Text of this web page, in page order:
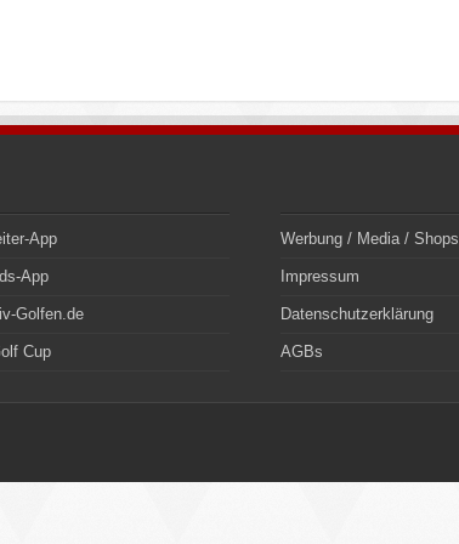
App
App
Golfen.de
Cup
Werbung / Media / Shops
Impressum
Datenschutzerklärung
AGBs